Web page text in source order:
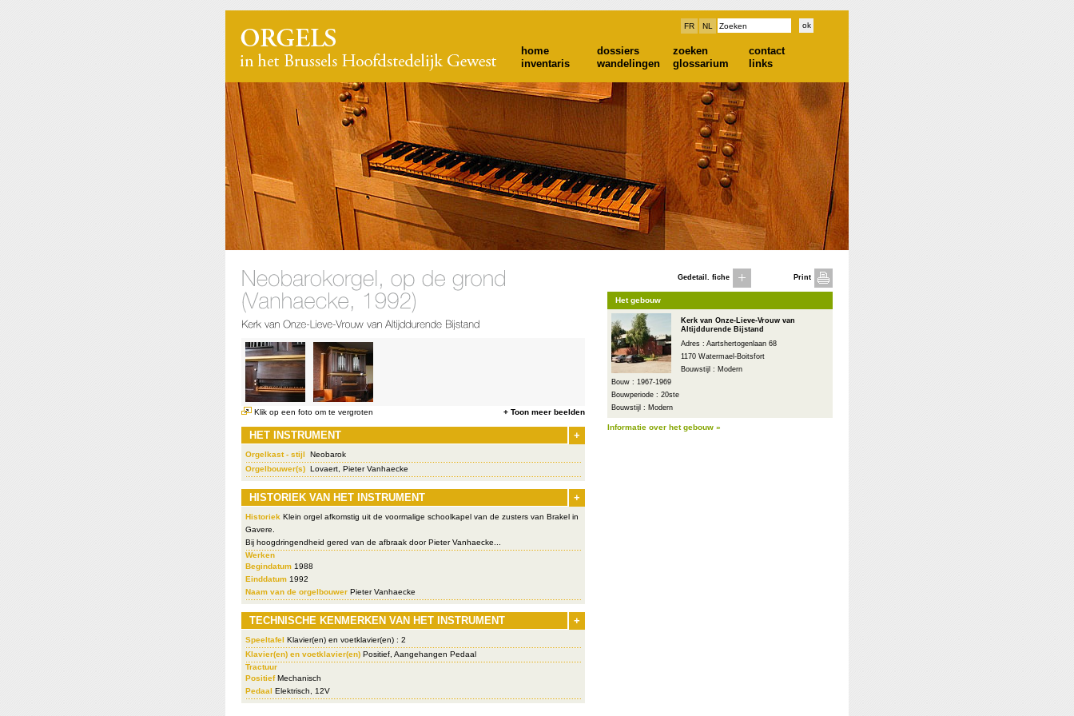
FR NL
home dossiers zoeken
contact
inventaris
wandelingen glossarium links
Klik op een foto om te vergroten + Toon meer beelden
+
HET INSTRUMENT
Orgelkast - stijl
Neobarok
Orgelbouwer(s) Lovaert, Pieter Vanhaecke
+
HISTORIEK VAN HET INSTRUMENT
Historiek Klein orgel afkomstig uit de voormalige schoolkapel van de zusters van Brakel in
Gavere.
Bij hoogdringendheid gered van de afbraak door Pieter Vanhaecke...
Werken
Begindatum 1988
Einddatum 1992
Naam van de orgelbouwer Pieter Vanhaecke
+
TECHNISCHE KENMERKEN VAN HET INSTRUMENT
Speeltafel Klavier(en) en voetklavier(en) : 2
Klavier(en) en voetklavier(en) Positief, Aangehangen Pedaal
Tractuur
PositiefMechanisch
Pedaal Elektrisch, 12V
Gedetail. fiche Print
Het gebouw
Kerk van Onze-Lieve-Vrouw van
Altijddurende Bijstand
Adres : Aartshertogenlaan 68
1170 Watermael-Boitsfort
Bouwstijl : Modern
Bouw : 1967-1969
Bouwperiode : 20ste
Bouwstijl : Modern
Informatie over het gebouw »